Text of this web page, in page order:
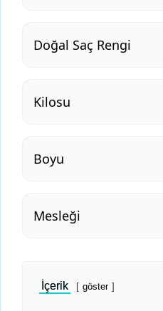
Doğal Saç Rengi
Kilosu
Boyu
Mesleği
İçerik göster